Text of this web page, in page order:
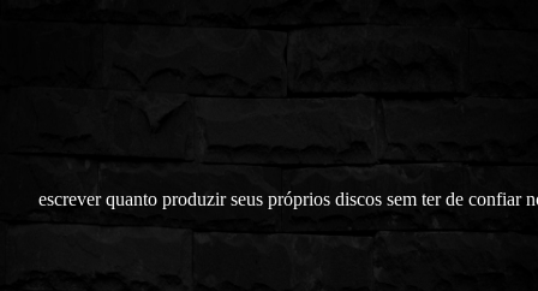
escrever quanto produzir seus próprios discos sem ter de confiar